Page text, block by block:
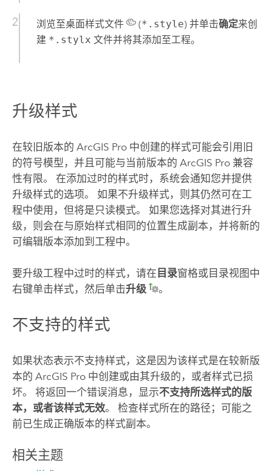
浏览至桌面样式文件 (*.style) 并单击确定来创
建 *.stylx 文件并将其添加至工程。
升级样式
在较旧版本的 ArcGIS Pro中创建的样式可能会引用旧
的符号模型，并且可能与当前版本的 ArcGIS Pro兼容
性有限。 在添加过时的样式时，系统会通知您并提供
升级样式的选项。 如果不升级样式，则其仍然可在工
程中使用，但将是只读模式。 如果您选择对其进行升
级，则会在与原始样式相同的位置生成副本，并将新的
可编辑版本添加到工程中。
要升级工程中过时的样式，请在 目录窗格或目录视图中
右键单击样式，然后单击升级 。
不支持的样式
如果状态表示不支持样式，这是因为该样式是在较新版
本的 ArcGIS Pro中创建或由其升级的，或者样式已损
坏。 将返回一个错误消息，显示不支持所选样式的版
本，或者该样式无效。 检查样式所在的路径；可能之
前已生成正确版本的样式副本。
相关主题